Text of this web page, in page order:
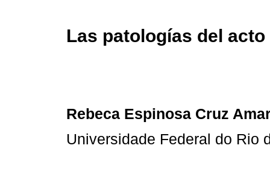
Las patologías del
Rebeca Espinosa Cruz
Universidade Federal do Rio